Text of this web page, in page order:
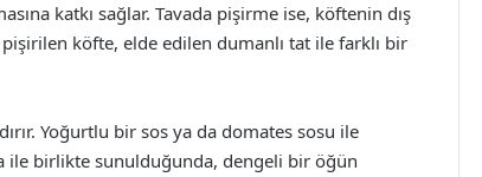
katkı sağlar. Tavada pişirme ise, köftenin dış
köfte, elde edilen dumanlı tat ile farklı bir
Yoğurtlu bir sos ya da domates sosu ile
ile birlikte sunulduğunda, dengeli bir öğün